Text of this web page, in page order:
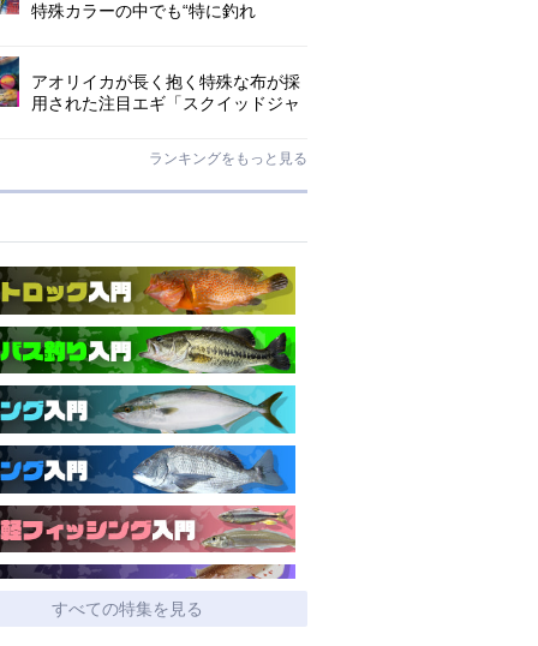
特殊カラーの中でも“特に釣れ
アオリイカが長く抱く特殊な布が採
用された注目エギ「スクイッドジャ
ランキングをもっと見る
すべての特集を見る